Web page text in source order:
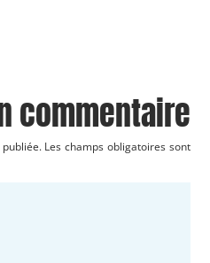
commentaire
Les champs obligatoires sont